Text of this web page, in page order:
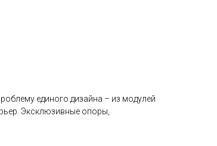
единого дизайна – из модулей
Эксклюзивные опоры,